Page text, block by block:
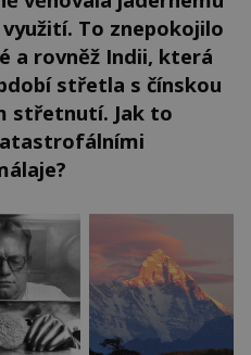
To znepokojilo
a rovněž Indii, která
střetla s čínskou
střetnutí. Jak to